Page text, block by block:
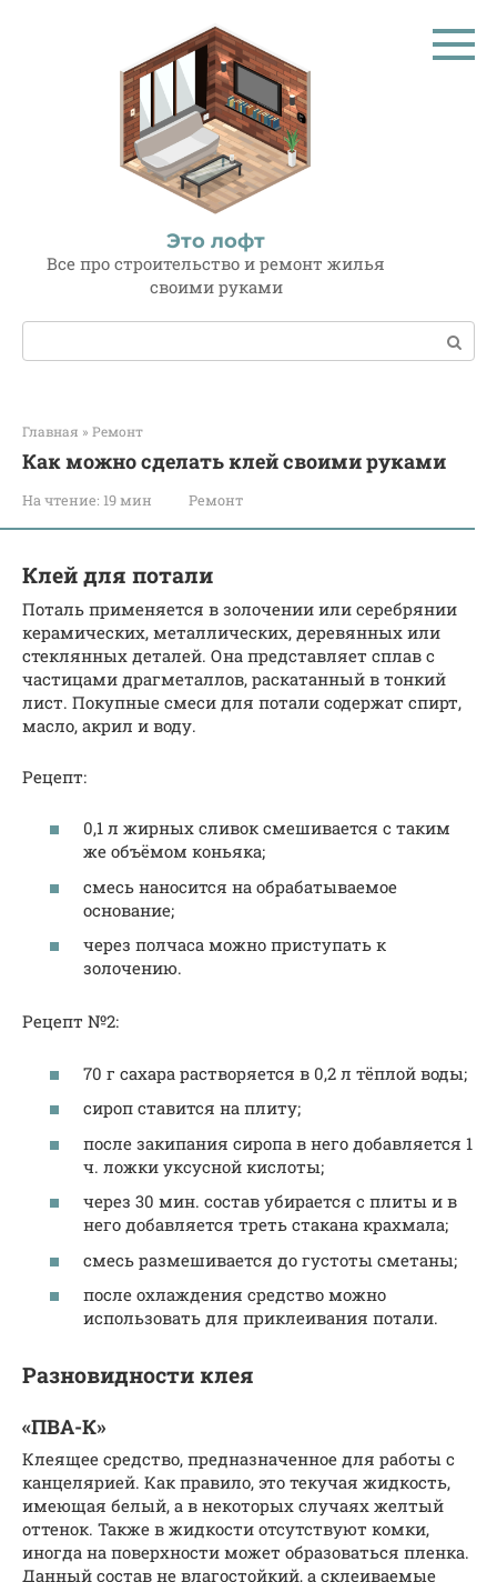
Это лофт
Все про строительство и ремонт жилья
своими руками
Поиск:
Главная » Ремонт
Как можно сделать клей своими руками
На чтение: 19 мин Ремонт
Клей для потали
Поталь применяется в золочении или серебрянии
керамических, металлических, деревянных или
стеклянных деталей. Она представляет сплав с
частицами драгметаллов, раскатанный в тонкий
лист. Покупные смеси для потали содержат спирт,
масло, акрил и воду.
Рецепт:
0,1 л жирных сливок смешивается с таким
же объёмом коньяка;
смесь наносится на обрабатываемое
основание;
через полчаса можно приступать к
золочению.
Рецепт №2:
70 г сахара растворяется в 0,2 л тёплой воды;
сироп ставится на плиту;
после закипания сиропа в него добавляется 1
ч. ложки уксусной кислоты;
через 30 мин. состав убирается с плиты и в
него добавляется треть стакана крахмала;
смесь размешивается до густоты сметаны;
после охлаждения средство можно
использовать для приклеивания потали.
Разновидности клея
«ПВА-К»
Клеящее средство, предназначенное для работы с
канцелярией. Как правило, это текучая жидкость,
имеющая белый, а в некоторых случаях желтый
оттенок. Также в жидкости отсутствуют комки,
иногда на поверхности может образоваться пленка.
Данный состав не влагостойкий, а склеиваемые